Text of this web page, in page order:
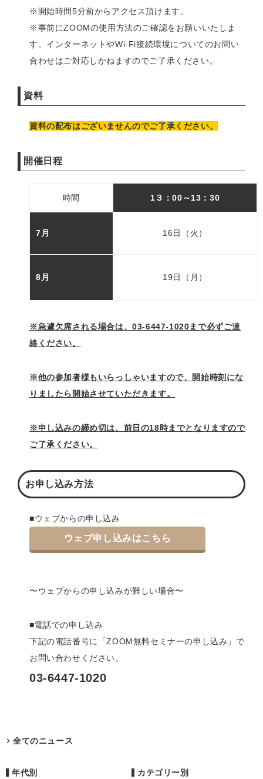
※開始時間5分前からアクセス頂けます。
※事前にZOOMの使用方法のご確認をお願いいたしま
す。インターネットやWi-Fi接続環境についてのお問い
合わせはご対応しかねますのでご了承ください。
資料
資料の配布はございませんのでご了承ください。
開催日程
時間 1３：00～13：30
7月 16日（火）
8月 19日（月）
※急遽欠席される場合は、03-6447-1020まで必ずご連
絡ください。
※他の参加者様もいらっしゃいますので、開始時刻にな
りましたら開始させていただきます。
※申し込みの締め切は、前日の18時までとなりますので
ご了承ください。
お申し込み方法
■ウェブからの申し込み
ウェブ申し込みはこちら
〜ウェブからの申し込みが難しい場合〜
■電話での申し込み
下記の電話番号に「ZOOM無料セミナーの申し込み」で
お問い合わせください。
03-6447-1020
全てのニュース
年代別 カテゴリー別